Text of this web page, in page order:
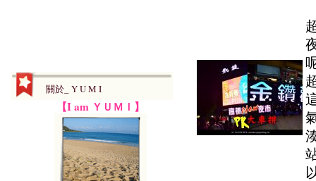
關於_ Y U M I
【I am ＹＵＭＩ】